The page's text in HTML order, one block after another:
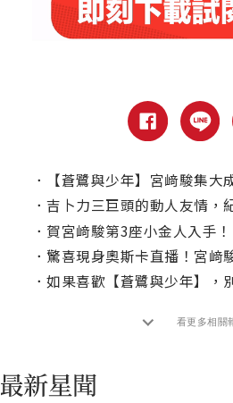
．
【蒼鷺與少年】宮﨑駿集大成之作！
． 吉卜力三巨頭的動人友情，紀錄片【
． 賀宮﨑駿第3座小金人入手！【蒼鷺與
． 驚喜現身奧斯卡直播！宮﨑
． 如果喜歡【蒼鷺與少年】，別
看更多相關